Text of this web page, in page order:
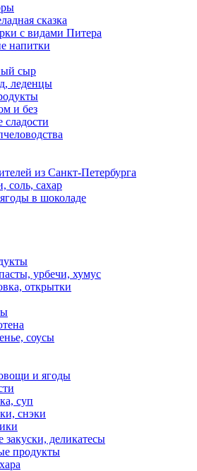
сказка
с видами Питера
напитки
сыр
леденцы
и без
сладости
из Санкт-Петербурга
соль, сахар
в шоколаде
урбечи, хумус
открытки
соусы
и ягоды
суп
снэки
деликатесы
продукты